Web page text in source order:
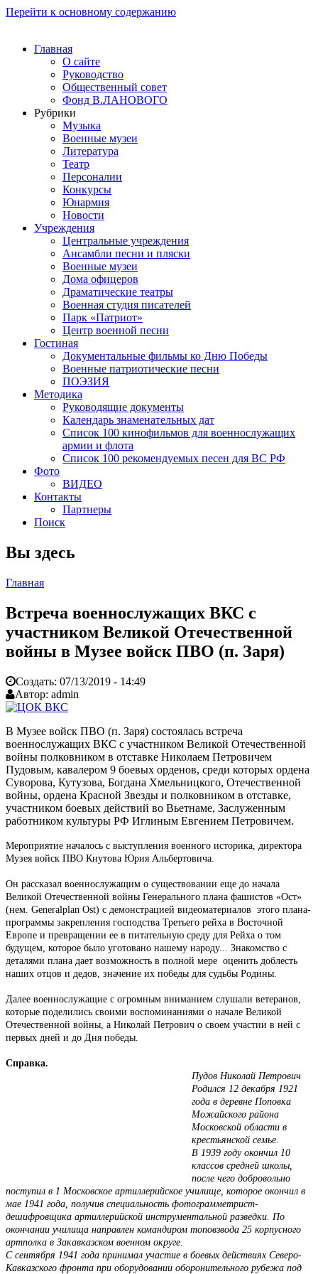
Перейти к основному содержанию
Главная
О сайте
Руководство
Общественный совет
Фонд В.ЛАНОВОГО
Рубрики
Музыка
Военные музеи
Литература
Театр
Персоналии
Конкурсы
Юнармия
Новости
Учреждения
Центральные учреждения
Ансамбли песни и пляски
Военные музеи
Дома офицеров
Драматические театры
Военная студия писателей
Парк «Патриот»
Центр военной песни
Гостиная
Документальные фильмы ко Дню Победы
Военные патриотические песни
ПОЭЗИЯ
Методика
Руководящие документы
Календарь знаменательных дат
Список 100 кинофильмов для военнослужащих
армии и флота
Список 100 рекомендуемых песен для ВС РФ
Фото
ВИДЕО
Контакты
Партнеры
Поиск
Вы здесь
Главная
Встреча военнослужащих ВКС с
участником Великой Отечественной
войны в Музее войск ПВО (п. Заря)
Создать: 07/13/2019 - 14:49
Автор: admin
В Музее войск ПВО (п. Заря) состоялась встреча
военнослужащих ВКС с участником Великой Отечественной
войны полковником в отставке Николаем Петровичем
Пудовым, кавалером 9 боевых орденов, среди которых ордена
Суворова, Кутузова, Богдана Хмельницкого, Отечественной
войны, ордена Красной Звезды и полковником в отставке,
участником боевых действий во Вьетнаме, Заслуженным
работником культуры РФ Иглиным Евгением Петровичем.
Мероприятие началось с выступления военного историка, директора
Музея войск ПВО Кнутова Юрия Альбертовича.
Он рассказал военнослужащим о существовании еще до начала
Великой Отечественной войны Генерального плана фашистов «Ост»
(нем. Generalplan Ost) с демонстрацией видеоматериалов этого плана-
программы закрепления господства Третьего рейха в Восточной
Европе и превращении ее в питательную среду для Рейха о том
будущем, которое было уготовано нашему народу... Знакомство с
деталями плана дает возможность в полной мере оценить доблесть
наших отцов и дедов, значение их победы для судьбы Родины.
Далее военнослужащие с огромным вниманием слушали ветеранов,
которые поделились своими воспоминаниями о начале Великой
Отечественной войны, а Николай Петрович о своем участии в ней с
первых дней и до Дня победы.
Справка.
Пудов Николай Петрович
Родился 12 декабря 1921
года в деревне Поповка
Можайского района
Московской области в
крестьянской семье.
В 1939 году окончил 10
классов средней школы,
после чего добровольно
поступил в 1 Московское артиллерийское училище, которое окончил в
мае 1941 года, получив специальность фотограмметрист-
дешифровщика артиллерийской инструментальной разведки. По
окончании училища направлен командиром топовзвода 25 корпусного
артполка в Закавказском военном округе.
С сентября 1941 года принимал участие в боевых действиях Северо-
Кавказского фронта при оборудовании оборонительного рубежа под